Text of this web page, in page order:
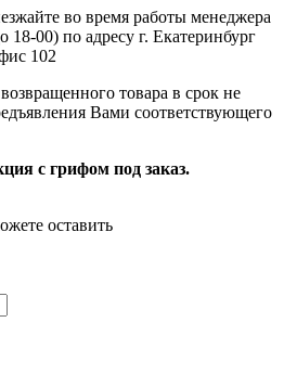
во время работы менеджера
18-00) по адресу г. Екатеринбург
102
товара в срок не
Вами соответствующего
с грифом под заказ.
оставить